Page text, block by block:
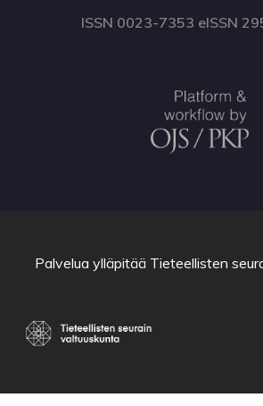
ISSN 0023-7353 eISSN
Palvelua ylläpitää Tieteellisten